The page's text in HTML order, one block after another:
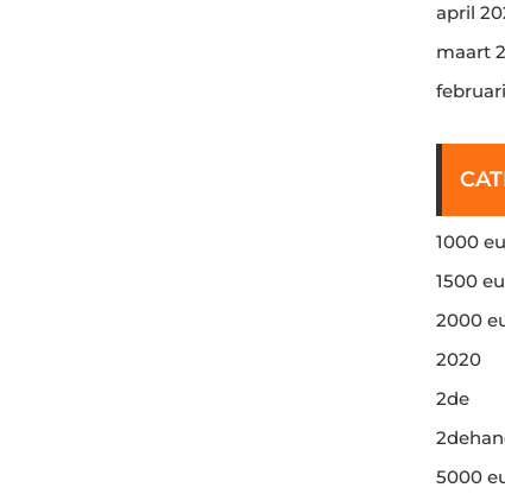
april
maart
1000
1500
2000
2020
2de
5000